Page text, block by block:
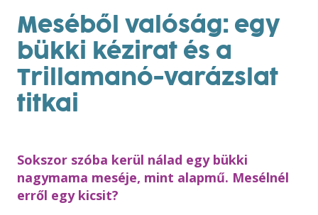
Meséből valóság: egy
bükki kézirat és a
Trillamanó-varázslat
titkai
Sokszor szóba kerül nálad egy bükki
nagymama meséje, mint alapmű. Mesélnél
erről egy kicsit?